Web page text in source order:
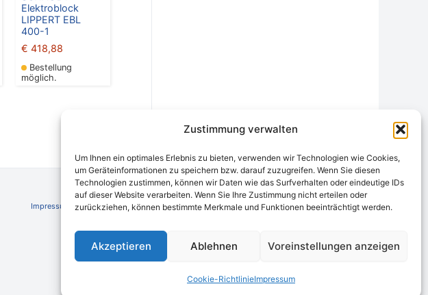
Zustimmung verwalten
Um Ihnen ein optimales Erlebnis zu bieten, verwenden wir Technologien wie Cookies,
um Geräteinformationen zu speichern bzw. darauf zuzugreifen. Wenn Sie diesen
Technologien zustimmen, können wir Daten wie das Surfverhalten oder eindeutige IDs
auf dieser Website verarbeiten. Wenn Sie Ihre Zustimmung nicht erteilen oder
zurückziehen, können bestimmte Merkmale und Funktionen beeinträchtigt werden.
Akzeptieren Ablehnen Voreinstellungen anzeigen
Cookie-RichtlinieImpressum
Elektroblock
LIPPERT EBL
400-1
€ 418,88
Bestellung
möglich.
Impressum AGB Schlichtungsstelle Widerrufsrecht und Formular
Datenschutzerklärung